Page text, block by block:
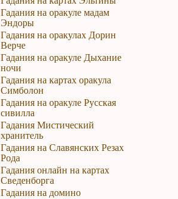
Гадания на оракуле мадам
Эндоры
Гадания на оракулах Дорин
Верче
Гадания на оракуле Дыхание
ночи
Гадания на картах оракула
Симболон
Гадания на оракуле Русская
сивилла
Гадания Мистический
хранитель
Гадания на Славянских Резах
Рода
Гадания онлайн на картах
Сведенборга
Гадания на домино